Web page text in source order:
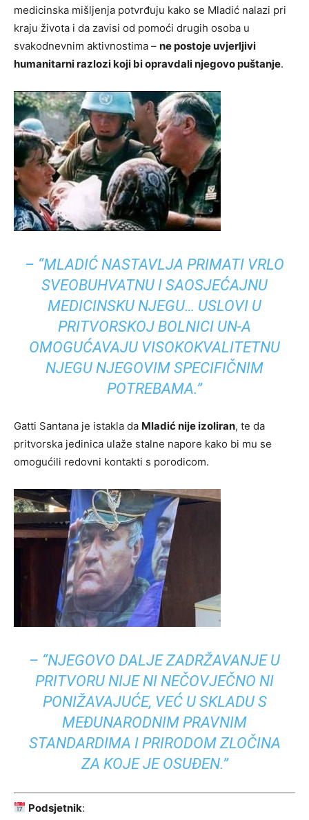
medicinska mišljenja potvrđuju kako se Mladić nalazi pri
kraju života i da zavisi od pomoći drugih osoba u
svakodnevnim aktivnostima – ne postoje uvjerljivi
humanitarni razlozi koji bi opravdali njegovo puštanje.
– “MLADIĆ NASTAVLJA PRIMATI VRLO
SVEOBUHVATNU I SAOSJEĆAJNU
MEDICINSKU NJEGU… USLOVI U
PRITVORSKOJ BOLNICI UN-A
OMOGUĆAVAJU VISOKOKVALITETNU
NJEGU NJEGOVIM SPECIFIČNIM
POTREBAMA.”
Gatti Santana je istakla da Mladić nije izoliran, te da
pritvorska jedinica ulaže stalne napore kako bi mu se
omogućili redovni kontakti s porodicom.
– “NJEGOVO DALJE ZADRŽAVANJE U
PRITVORU NIJE NI NEČOVJEČNO NI
PONIŽAVAJUĆE, VEĆ U SKLADU S
MEĐUNARODNIM PRAVNIM
STANDARDIMA I PRIRODOM ZLOČINA
ZA KOJE JE OSUĐEN.”
Podsjetnik: